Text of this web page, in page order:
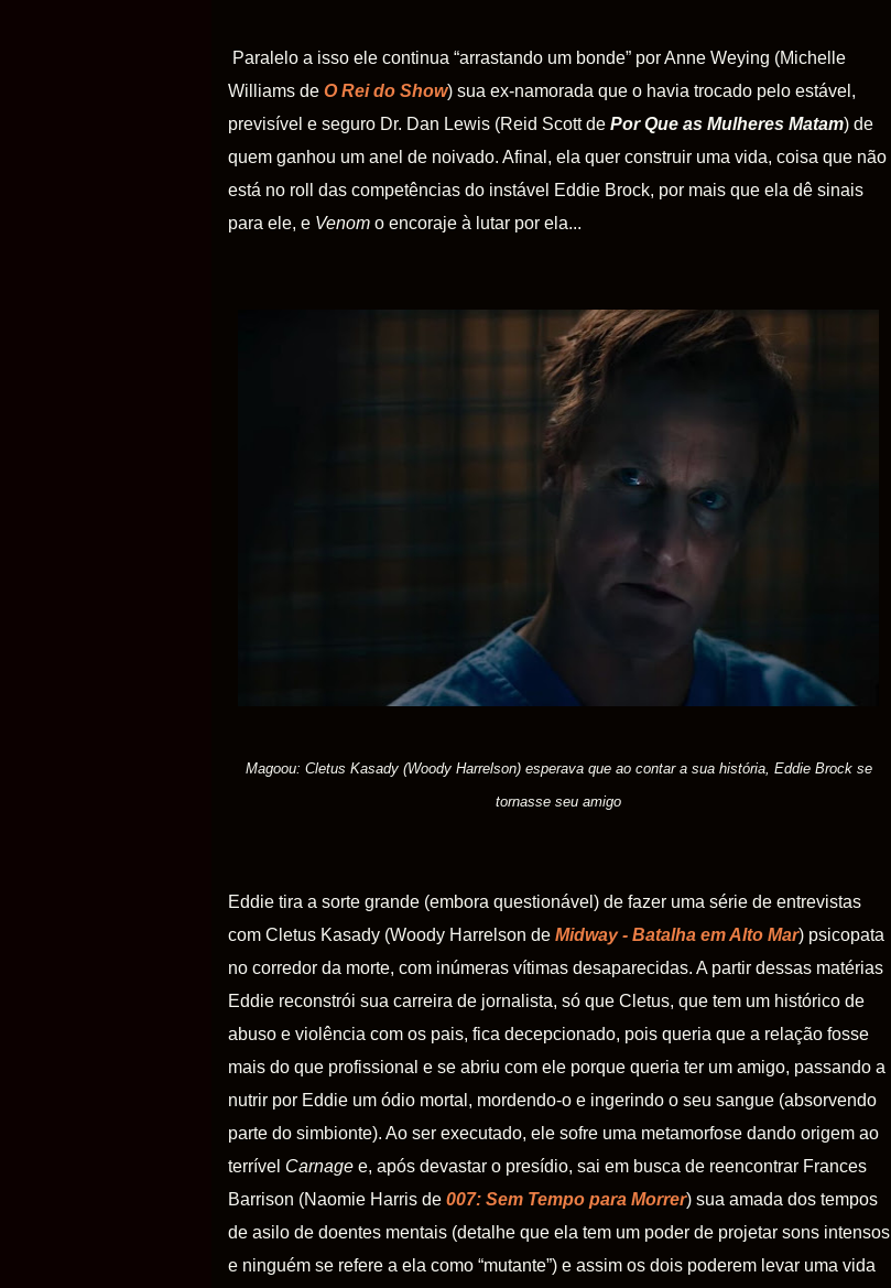
Paralelo a isso ele continua “arrastando um bonde” por Anne Weying (Michelle
Williams de O Rei do Show) sua ex-namorada que o havia trocado pelo estável,
previsível e seguro Dr. Dan Lewis (Reid Scott de Por Que as Mulheres Matam) de
quem ganhou um anel de noivado. Afinal, ela quer construir uma vida, coisa que não
está no roll das competências do instável Eddie Brock, por mais que ela dê sinais
para ele, e Venom o encoraje à lutar por ela...
Magoou: Cletus Kasady (Woody Harrelson) esperava que ao contar a sua história, Eddie Brock se
tornasse seu amigo
Eddie tira a sorte grande (embora questionável) de fazer uma série de entrevistas
com Cletus Kasady (Woody Harrelson de Midway - Batalha em Alto Mar) psicopata
no corredor da morte, com inúmeras vítimas desaparecidas. A partir dessas matérias
Eddie reconstrói sua carreira de jornalista, só que Cletus, que tem um histórico de
abuso e violência com os pais, fica decepcionado, pois queria que a relação fosse
mais do que profissional e se abriu com ele porque queria ter um amigo, passando a
nutrir por Eddie um ódio mortal, mordendo-o e ingerindo o seu sangue (absorvendo
parte do simbionte). Ao ser executado, ele sofre uma metamorfose dando origem ao
terrível Carnage e, após devastar o presídio, sai em busca de reencontrar Frances
Barrison (Naomie Harris de 007: Sem Tempo para Morrer) sua amada dos tempos
de asilo de doentes mentais (detalhe que ela tem um poder de projetar sons intensos
e ninguém se refere a ela como “mutante”) e assim os dois poderem levar uma vida